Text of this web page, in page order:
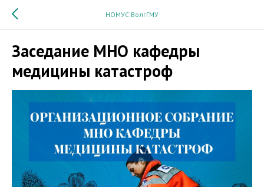
НОМУС ВолгГМУ
Заседание МНО кафедры
медицины катастроф